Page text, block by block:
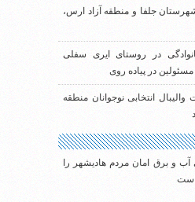
جلفا و منطقه آزاد ارس،
در روستای ایری سفلی
در پیاده روی
انتخابی نوجوانان منطقه
و برق امان مردم هادیشهر را
است